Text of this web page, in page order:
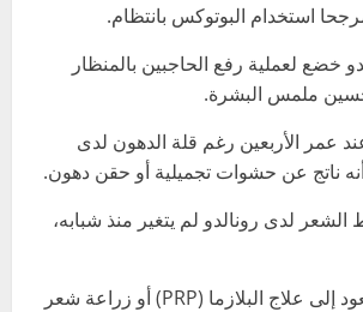
استخدام البوتوكس بانتظام.
خضع لعملية رفع الحاجبين بالمنظار
ملمس البشرة.
عمر الأربعين رغم قلة الدهون لدى
ناتج عن حشوات تجميلية أو حقن دهون.
لدى رونالدو لم يتغير منذ شبابه،
ويرى أن ذلك قد يعود إلى علاج البلازما (PRP) أو زراعة شعر